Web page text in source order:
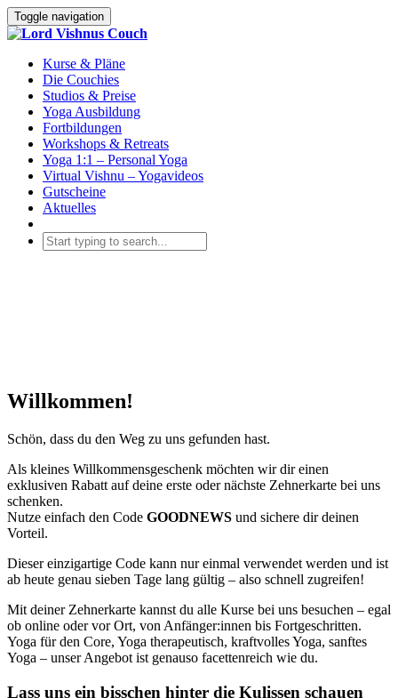
Toggle navigation
Kurse & Pläne
Die Couchies
Studios & Preise
Yoga Ausbildung
Fortbildungen
Workshops & Retreats
Yoga 1:1 – Personal Yoga
Virtual Vishnu – Yogavideos
Gutscheine
Aktuelles
Willkommen!
Schön, dass du den Weg zu uns gefunden hast.
Als kleines Willkommensgeschenk möchten wir dir einen
exklusiven Rabatt auf deine erste oder nächste Zehnerkarte bei uns
schenken.
Nutze einfach den Code GOODNEWS und sichere dir deinen
Vorteil.
Dieser einzigartige Code kann nur einmal verwendet werden und ist
ab heute genau sieben Tage lang gültig – also schnell zugreifen!
Mit deiner Zehnerkarte kannst du alle Kurse bei uns besuchen – egal
ob online oder vor Ort, von Anfänger:innen bis Fortgeschritten.
Yoga für den Core, Yoga therapeutisch, kraftvolles Yoga, sanftes
Yoga – unser Angebot ist genauso facettenreich wie du.
Lass uns ein bisschen hinter die Kulissen schauen